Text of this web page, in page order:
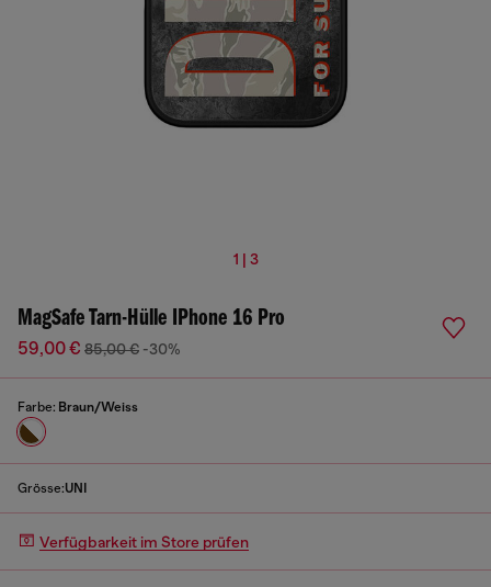
1 | 3
MagSafe Tarn-Hülle IPhone 16 Pro
59,00 € 85,00 € -30%
Farbe: Braun/Weiss
Grösse:UNI
Verfügbarkeit im Store prüfen